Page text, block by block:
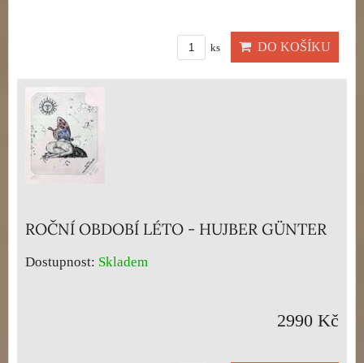
ks DO KOŠÍKU
ROČNÍ OBDOBÍ LÉTO - HUJBER GÜNTER
Dostupnost: Skladem
2990 Kč